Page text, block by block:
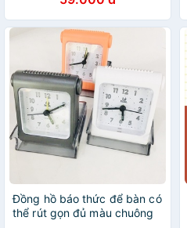
Đồng hồ báo thức để bàn có
thể rút gọn đủ màu chuông